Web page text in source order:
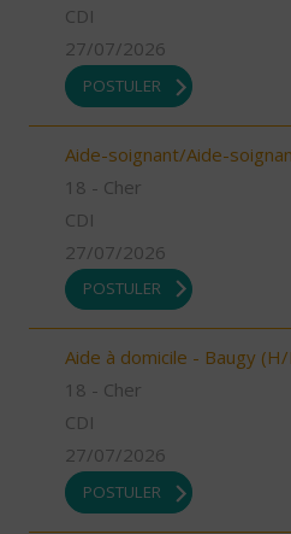
CDI
27/07/2026
POSTULER
Aide-soignant/Aide-
18 - Cher
CDI
27/07/2026
POSTULER
Aide à domicile - Baugy (H/
18 - Cher
CDI
27/07/2026
POSTULER